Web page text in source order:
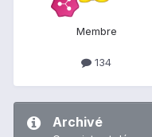
Membre
134
Archivé